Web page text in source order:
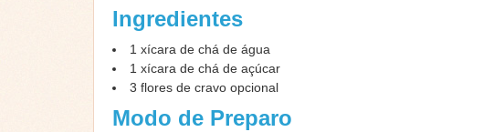
Ingredientes
1 xícara de chá de água
1 xícara de chá de açúcar
3 flores de cravo opcional
Modo de Preparo